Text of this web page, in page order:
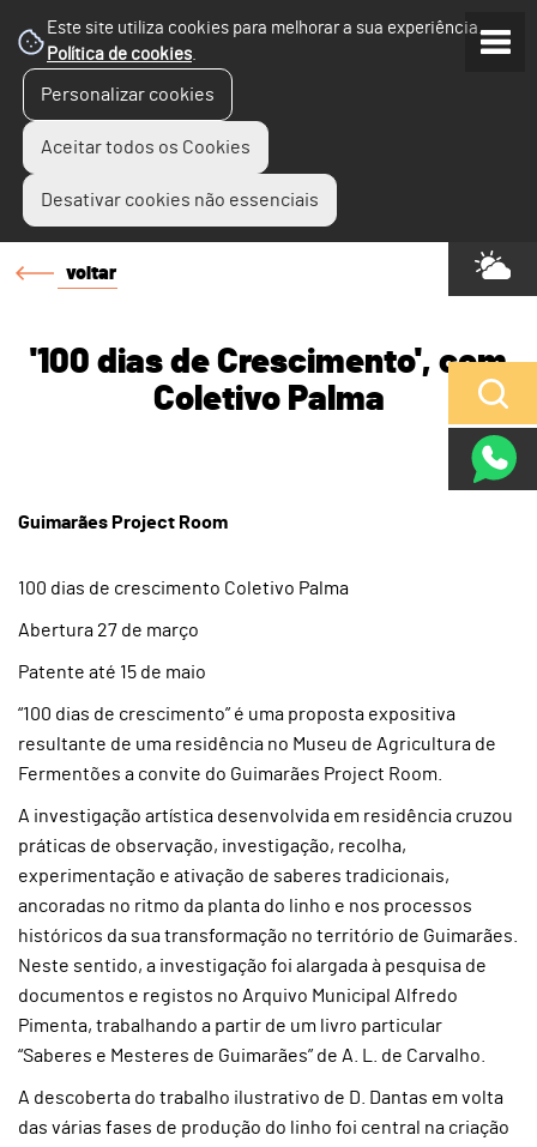
Este site utiliza cookies para melhorar a sua experiência.
Política de cookies.
Personalizar cookies
Aceitar todos os Cookies
Desativar cookies não essenciais
voltar
'100 dias de Crescimento', com
Coletivo Palma
Guimarães Project Room
100 dias de crescimento Coletivo Palma
Abertura 27 de março
Patente até 15 de maio
“100 dias de crescimento” é uma proposta expositiva
resultante de uma residência no Museu de Agricultura de
Fermentões a convite do Guimarães Project Room.
A investigação artística desenvolvida em residência cruzou
práticas de observação, investigação, recolha,
experimentação e ativação de saberes tradicionais,
ancoradas no ritmo da planta do linho e nos processos
históricos da sua transformação no território de Guimarães.
Neste sentido, a investigação foi alargada à pesquisa de
documentos e registos no Arquivo Municipal Alfredo
Pimenta, trabalhando a partir de um livro particular
“Saberes e Mesteres de Guimarães” de A. L. de Carvalho.
A descoberta do trabalho ilustrativo de D. Dantas em volta
das várias fases de produção do linho foi central na criação